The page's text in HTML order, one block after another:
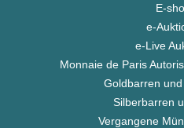
E-
e-
e-Live
Monnaie de Paris
Goldbarren
Silberbarren
Vergangene